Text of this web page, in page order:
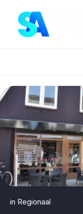
content
in Regionaal